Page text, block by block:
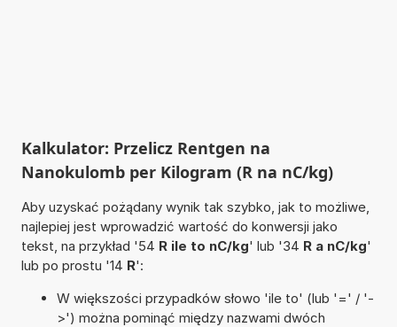
Kalkulator: Przelicz Rentgen na
Nanokulomb per Kilogram (R na nC/kg)
Aby uzyskać pożądany wynik tak szybko, jak to możliwe,
najlepiej jest wprowadzić wartość do konwersji jako
tekst, na przykład '54 R ile to nC/kg' lub '34 R a nC/kg'
lub po prostu '14 R':
W większości przypadków słowo 'ile to' (lub '=' / '-
>') można pominąć między nazwami dwóch